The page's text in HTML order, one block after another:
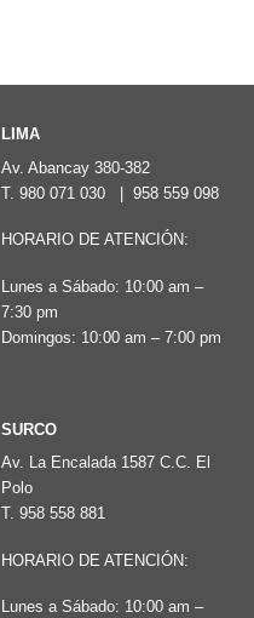
LIMA
Av. Abancay 380-382
T. 980 071 030 958 559 098
HORARIO DE ATENCIÓN:
Lunes a Sábado: 10:00 am –
7:30 pm
Domingos: 10:00 am – 7:00 pm
SURCO
Av. La Encalada 1587 C.C. El
Polo
T. 958 558 881
HORARIO DE ATENCIÓN:
Lunes a Sábado: 10:00 am –